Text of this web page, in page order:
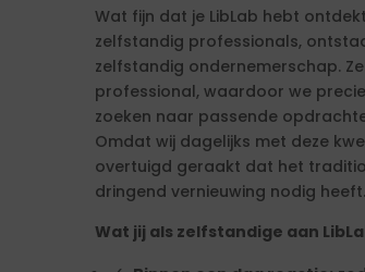
Wat fijn dat je LibLab hebt
zelfstandig professionals,
zelfstandig ondernemerschap.
professional, waardoor we
zoeken naar passende
Omdat wij dagelijks met deze
overtuigd geraakt dat het
dringend vernieuwing nodig
Wat jij als zelfstandige aan